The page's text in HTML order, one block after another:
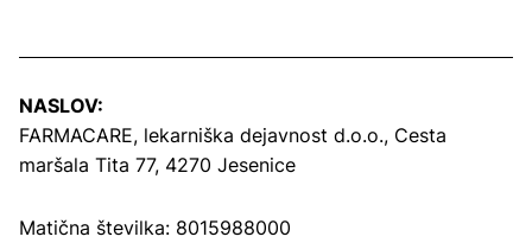
NASLOV:
FARMACARE, lekarniška dejavnost d.o.o., Cesta
maršala Tita 77, 4270 Jesenice
Matična številka: 8015988000